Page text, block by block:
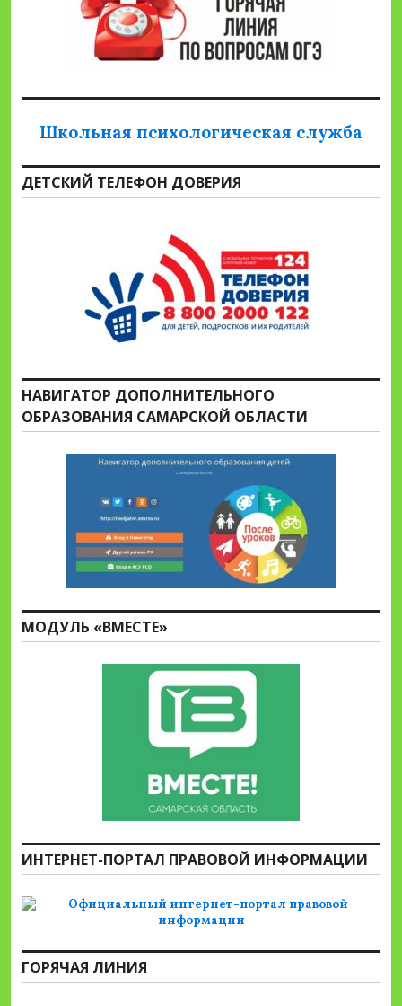
Школьная психологическая служба
ДЕТСКИЙ ТЕЛЕФОН ДОВЕРИЯ
НАВИГАТОР ДОПОЛНИТЕЛЬНОГО
ОБРАЗОВАНИЯ САМАРСКОЙ ОБЛАСТИ
МОДУЛЬ «ВМЕСТЕ»
ИНТЕРНЕТ-ПОРТАЛ ПРАВОВОЙ ИНФОРМАЦИИ
ГОРЯЧАЯ ЛИНИЯ